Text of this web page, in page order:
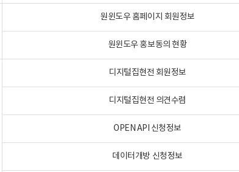
원윈도우 홈페이지 회원정보
원윈도우 홍보동의 현황
디지털집현전 회원정보
디지털집현전 의견수렴
OPEN API 신청정보
데이터개방 신청정보